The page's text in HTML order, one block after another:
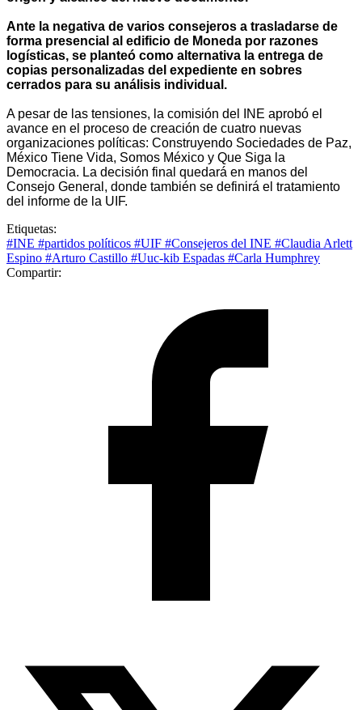
Ante la negativa de varios consejeros a trasladarse de
forma presencial al edificio de Moneda por razones
logísticas, se planteó como alternativa la entrega de
copias personalizadas del expediente en sobres
cerrados para su análisis individual.
A pesar de las tensiones, la comisión del INE aprobó el
avance en el proceso de creación de cuatro nuevas
organizaciones políticas: Construyendo Sociedades de Paz,
México Tiene Vida, Somos México y Que Siga la
Democracia. La decisión final quedará en manos del
Consejo General, donde también se definirá el tratamiento
del informe de la UIF.
Etiquetas:
#INE #partidos políticos #UIF #Consejeros del INE #Claudia Arlett
Espino #Arturo Castillo #Uuc-kib Espadas #Carla Humphrey
Compartir: